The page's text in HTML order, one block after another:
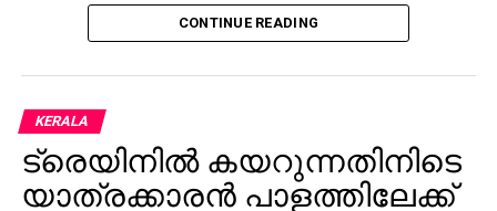
അതേസമയം, ശബരിമല സ്വര്‍ണ്ണകൊള്ള കേസില്‍
നടത്തും. ശ്രീകോവിലിലെ ദ്വാരപാലക പാളി,
കട്ടിളപ്പാളി എന്നിവര്‍ ഉള്‍പ്പെടെയുള്ള ഭാഗങ്ങളില്‍
നിന്നും സാമ്പിളുകള്‍ ശേഖരിച്ച് ശാസ്ത്രീയ പരിശോധന
നടത്തുകയാണ്.
CONTINUE READING
KERALA
ട്രെയിനില്‍ കയറുന്നതിനിടെ
യാത്രക്കാരന്‍ പാളത്തിലേക്ക്